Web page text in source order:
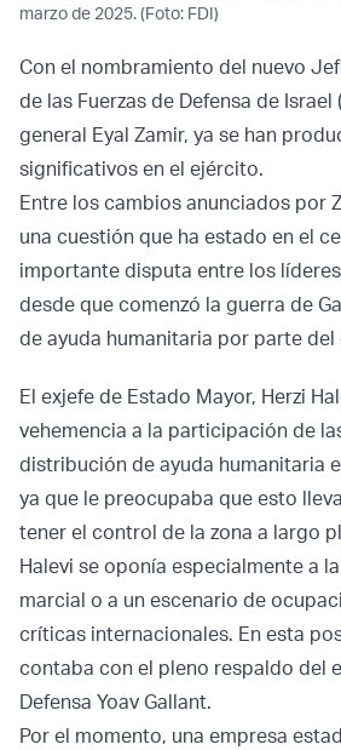
marzo de 2025. (Foto: FDI)
Con el nombramiento del nuevo
de las Fuerzas de Defensa de Israel
general Eyal Zamir, ya se han
significativos en el ejército.
Entre los cambios anunciados por
una cuestión que ha estado en el
importante disputa entre los
desde que comenzó la guerra de
de ayuda humanitaria por parte del
El exjefe de Estado Mayor, Herzi
vehemencia a la participación de
distribución de ayuda humanitaria
ya que le preocupaba que esto
tener el control de la zona a largo
Halevi se oponía especialmente a
marcial o a un escenario de
críticas internacionales. En esta
contaba con el pleno respaldo del
Defensa Yoav Gallant.
Por el momento, una empresa